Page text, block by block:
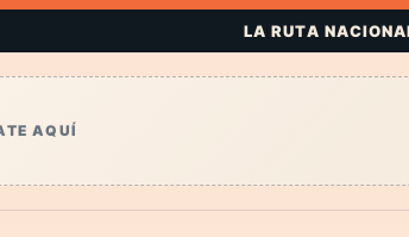
LA RUTA
AQUÍ